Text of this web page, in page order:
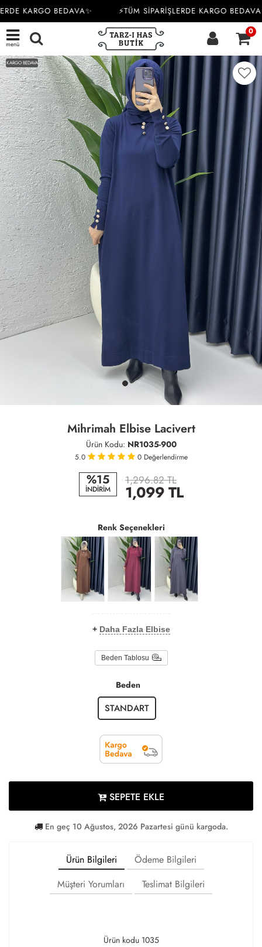
KARGO BEDAVA✨ ⚡TÜM SİPARİŞLERDE KARGO
menü
0
KARGO BEDAVA
Mihrimah Elbise Lacivert
Ürün Kodu: NR1035-900
5.0 0 Değerlendirme
%15
İNDİRİM
1,296.82 TL
1,099TL
Renk Seçenekleri
+ Daha Fazla Elbise
Beden Tablosu
Beden
STANDART
SEPETE EKLE
En geç 10 Ağustos, 2026 Pazartesi günü kargoda.
Ürün Bilgileri
Ödeme Bilgileri
Müşteri Yorumları
Teslimat Bilgileri
Ürün kodu 1035